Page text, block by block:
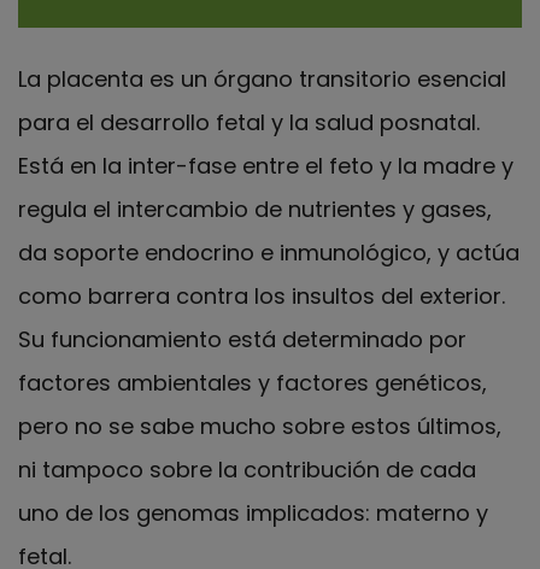
La placenta es un órgano transitorio esencial
para el desarrollo fetal y la salud posnatal.
Está en la inter-fase entre el feto y la madre y
regula el intercambio de nutrientes y gases,
da soporte endocrino e inmunológico, y actúa
como barrera contra los insultos del exterior.
Su funcionamiento está determinado por
factores ambientales y factores genéticos,
pero no se sabe mucho sobre estos últimos,
ni tampoco sobre la contribución de cada
uno de los genomas implicados: materno y
fetal.